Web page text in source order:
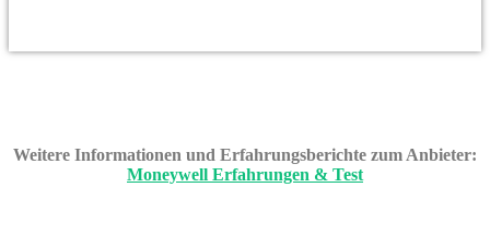
Weitere Informationen und Erfahrungsberichte zum Anbieter:
Moneywell Erfahrungen & Test